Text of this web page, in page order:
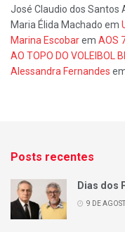
José Claudio dos Santos
Maria Élida Machado em
Marina Escobarem AOS
AO TOPO DO VOLEIBOL
Alessandra Fernandes
Posts recentes
Dias dos
9 DE